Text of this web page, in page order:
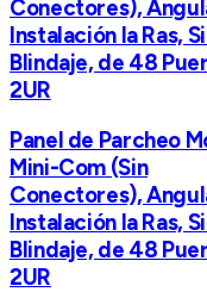
Conectores),
Instalación la Ras,
Blindaje, de 48
2UR
Panel de Parcheo
Mini-Com (Sin
Conectores),
Instalación la Ras,
Blindaje, de 48
2UR